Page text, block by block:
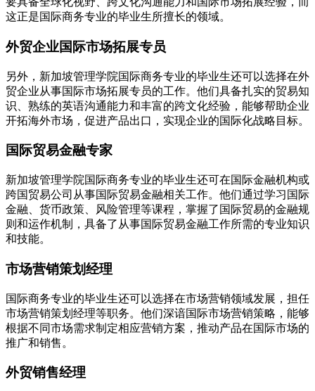
这正是国际商务专业的毕业生所擅长的领域。
外贸企业国际市场拓展专员
另外，新加坡管理学院国际商务专业的毕业生还可以选择在外
贸企业从事国际市场拓展专员的工作。他们具备扎实的贸易知
识、熟练的英语沟通能力和丰富的跨文化经验，能够帮助企业
开拓海外市场，促进产品出口，实现企业的国际化战略目标。
国际贸易金融专家
新加坡管理学院国际商务专业的毕业生还可在国际金融机构或
跨国贸易公司从事国际贸易金融相关工作。他们通过学习国际
金融、货币政策、风险管理等课程，掌握了国际贸易的金融规
则和运作机制，具备了从事国际贸易金融工作所需的专业知识
和技能。
市场营销策划经理
国际商务专业的毕业生还可以选择在市场营销领域发展，担任
市场营销策划经理等职务。他们深谙国际市场营销策略，能够
根据不同市场需求制定相应营销方案，推动产品在国际市场的
推广和销售。
外贸销售经理